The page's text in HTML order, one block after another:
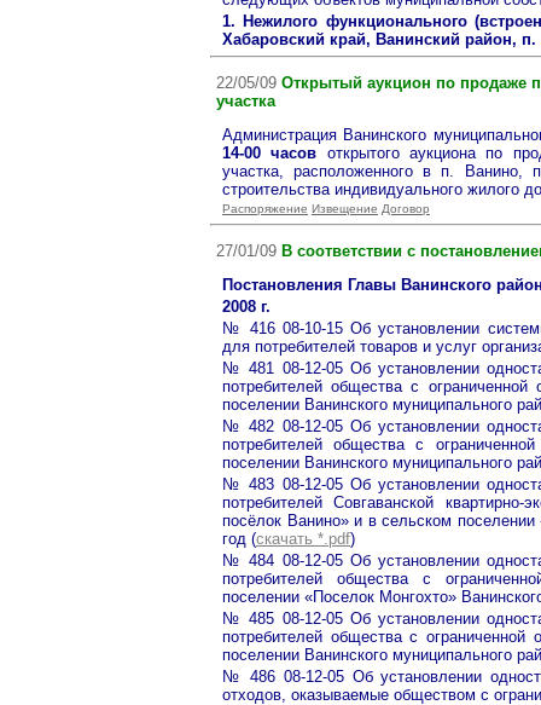
1. Нежилого функционального
Хабаровский край, Ванинский район,
22/05/09 Открытый аукцион по продаже
участка
Администрация Ванинского
14-00 часов открытого аукциона по
участка, расположенного в п.
строительства индивидуального жилого
Распоряжение Извещение Договор
27/01/09 В соответствии с
Постановления Главы Ванинского
2008 г.
№ 416 08-10-15 Об установлении
для потребителей товаров и услуг
№ 481 08-12-05 Об установлении
потребителей общества с
поселении Ванинского муниципального
№ 482 08-12-05 Об установлении
потребителей общества с
поселении Ванинского муниципального
№ 483 08-12-05 Об установлении
потребителей Совгаванской
посёлок Ванино» и в сельском
год (скачать *.pdf)
№ 484 08-12-05 Об установлении
потребителей общества с
поселении «Поселок Монгохто»
№ 485 08-12-05 Об установлении
потребителей общества с ограниченной
поселении Ванинского муниципального
№ 486 08-12-05 Об установлении
отходов, оказываемые обществом с